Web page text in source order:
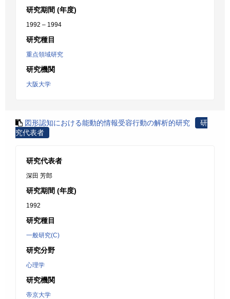
研究期間 (年度)
1992 – 1994
研究種目
重点領域研究
研究機関
大阪大学
図形認知における能動的情報受容行動の解析的研究
研
究代表者
研究代表者
深田 芳郎
研究期間 (年度)
1992
研究種目
一般研究(C)
研究分野
心理学
研究機関
帝京大学